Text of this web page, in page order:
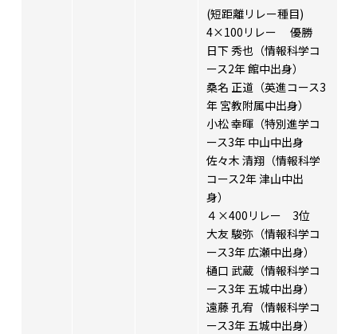
(短距離リレー種目)
4×100リレー 優勝
日下 秀也（情報科学コ
ース2年 館中出身）
桑名 正道（英進コース3
年 宮教附属中出身）
小松 幸暉（特別進学コ
ース3年 中山中出身
佐々木 清翔（情報科学
コース2年 津山中出
身）
４×400リレー 3位
大友 駿弥（情報科学コ
ース3年 広瀬中出身）
樋口 武蔵（情報科学コ
ース3年 五城中出身）
遠藤 孔宥（情報科学コ
ース3年 五城中出身）